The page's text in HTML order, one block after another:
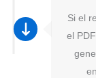
Si el
el